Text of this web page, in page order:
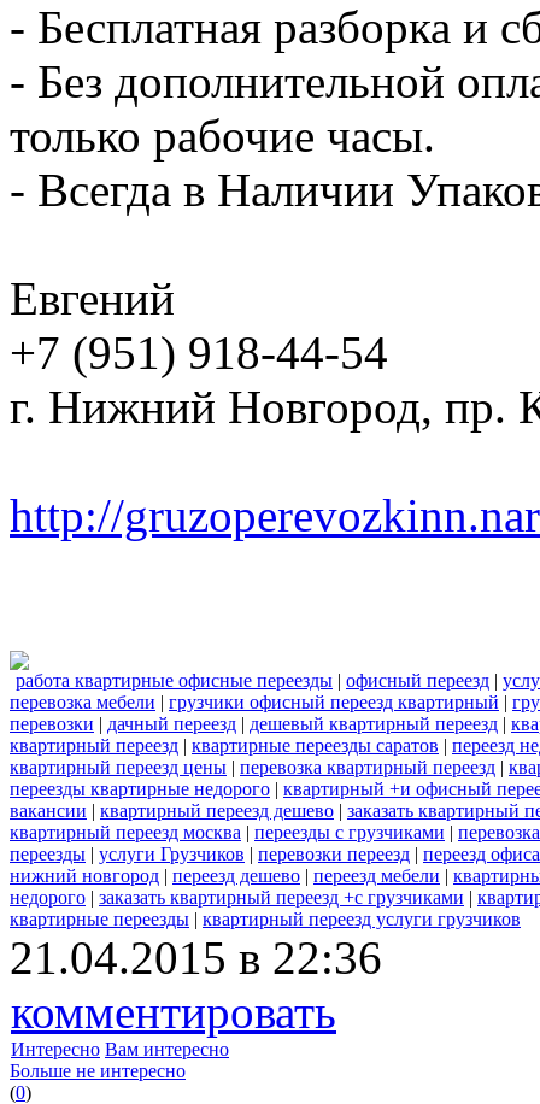
- Бесплатная разборка и
- Без дополнительной
только рабочие часы.
- Всегда в Наличии
Евгений
+7 (951) 918-44-54
г. Нижний Новгород, пр.
http://
работа квартирные офисные переезды | офисный переезд |
перевозка мебели | грузчики офисный переезд квартирный |
перевозки | дачный переезд | дешевый квартирный переезд |
квартирный переезд | квартирные переезды саратов | переезд
квартирный переезд цены | перевозка квартирный переезд |
переезды квартирные недорого | квартирный +и офисный
вакансии | квартирный переезд дешево | заказать квартирный
квартирный переезд москва | переезды с грузчиками |
переезды | услуги Грузчиков | перевозки переезд | переезд офиса
нижний новгород | переезд дешево | переезд мебели |
недорого | заказать квартирный переезд +с грузчиками |
квартирные переезды | квартирный переезд услуги грузчиков
21.04.2015 в 22:36
комментировать
Интересно Вам интересно
Больше не интересно
(0)